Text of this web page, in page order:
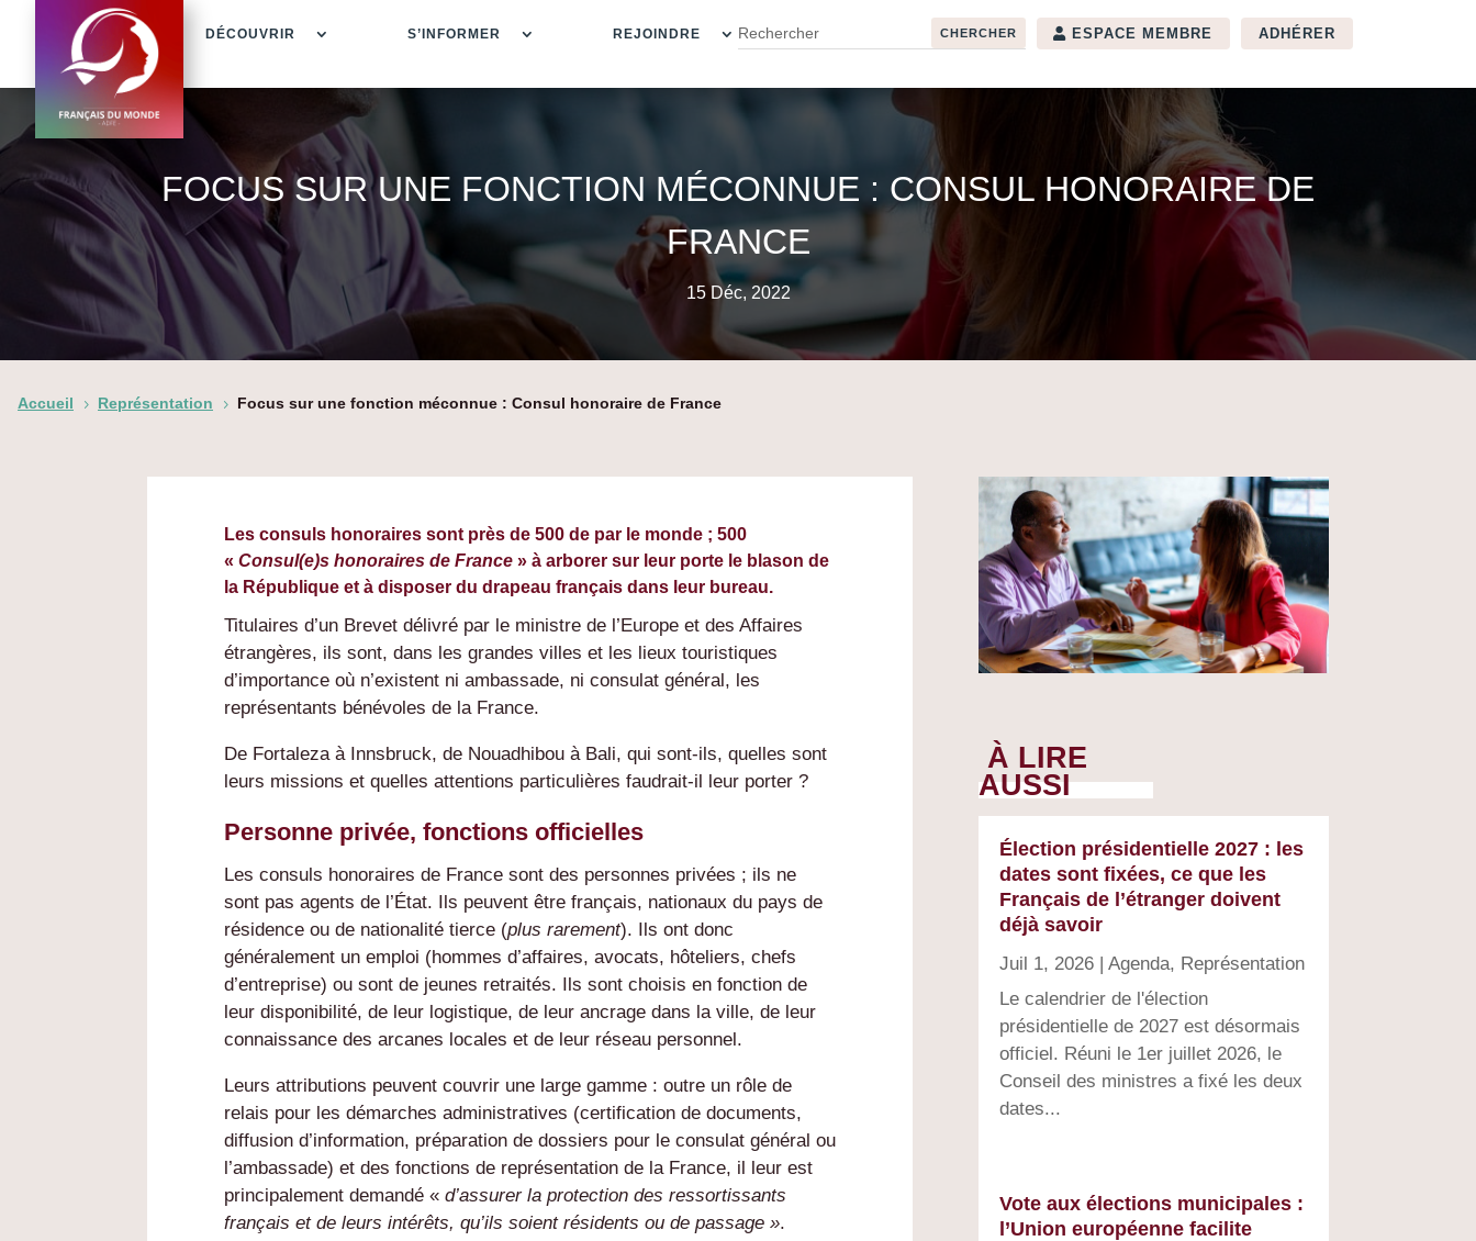
DÉCOUVRIR S’INFORMER REJOINDRE ESPACE MEMBRE ADHÉRER
FOCUS SUR UNE FONCTION MÉCONNUE : CONSUL HONORAIRE DE
FRANCE
15 Déc, 2022
Accueil 5 Représentation 5 Focus sur une fonction méconnue : Consul honoraire de France
Les consuls honoraires sont près de 500 de par le monde ; 500
«Consul(e)s honoraires de France » à arborer sur leur porte le blason de
la République et à disposer du drapeau français dans leur bureau.
Titulaires d’un Brevet délivré par le ministre de l’Europe et des Affaires
étrangères, ils sont, dans les grandes villes et les lieux touristiques
d’importance où n’existent ni ambassade, ni consulat général, les
représentants bénévoles de la France.
De Fortaleza à Innsbruck, de Nouadhibou à Bali, qui sont-ils, quelles sont
leurs missions et quelles attentions particulières faudrait-il leur porter ?
Personne privée, fonctions officielles
Les consuls honoraires de France sont des personnes privées ; ils ne
sont pas agents de l’État. Ils peuvent être français, nationaux du pays de
résidence ou de nationalité tierce (plus rarement). Ils ont donc
généralement un emploi (hommes d’affaires, avocats, hôteliers, chefs
d’entreprise) ou sont de jeunes retraités. Ils sont choisis en fonction de
leur disponibilité, de leur logistique, de leur ancrage dans la ville, de leur
connaissance des arcanes locales et de leur réseau personnel.
Leurs attributions peuvent couvrir une large gamme : outre un rôle de
relais pour les démarches administratives (certification de documents,
diffusion d’information, préparation de dossiers pour le consulat général ou
l’ambassade) et des fonctions de représentation de la France, il leur est
principalement demandé «d’assurer la protection des ressortissants
français et de leurs intérêts, qu’ils soient résidents ou de passage ».
À LIRE
AUSSI
Élection présidentielle 2027 : les
dates sont fixées, ce que les
Français de l’étranger doivent
déjà savoir
Juil 1, 2026| Agenda, Représentation
Le calendrier de l'élection
présidentielle de 2027 est désormais
officiel. Réuni le 1er juillet 2026, le
Conseil des ministres a fixé les deux
dates...
Vote aux élections municipales :
l’Union européenne facilite